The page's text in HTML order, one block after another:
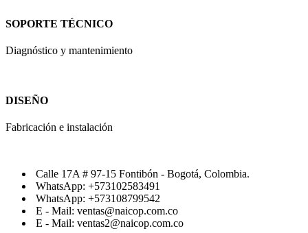
SOPORTE TÉCNICO
Diagnóstico y mantenimiento
DISEÑO
Fabricación e instalación
Calle 17A # 97-15 Fontibón - Bogotá, Colombia.
WhatsApp: +573102583491
WhatsApp: +573108799542
E - Mail: ventas@naicop.com.co
E - Mail: ventas2@naicop.com.co